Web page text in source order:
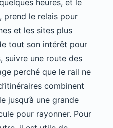
heures, et le
prend le relais pour
et les sites plus
tout son intérêt pour
suivre une route des
perché que le rail ne
combinent
jusqu’à une grande
pour rayonner. Pour